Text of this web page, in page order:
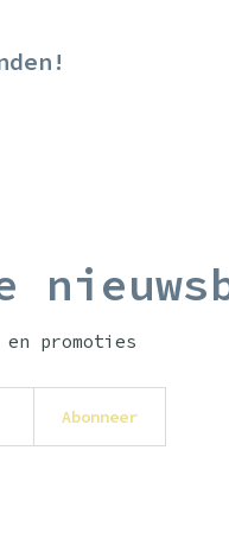
en promoties
Abonneer